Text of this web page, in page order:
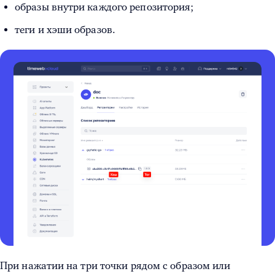
образы внутри каждого репозитория;
теги и хэши образов.
При нажатии на три точки рядом с образом или